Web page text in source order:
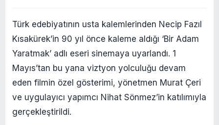
Türk edebiyatının usta kalemlerinden Necip Fazıl
Kısakürek’in 90 yıl önce kaleme aldığı ‘Bir Adam
Yaratmak’ adlı eseri sinemaya uyarlandı. 1
Mayıs’tan bu yana viztyon yolculuğu devam
eden filmin özel gösterimi, yönetmen Murat Çeri
ve uygulayıcı yapımcı Nihat Sönmez’in katılımıyla
gerçekleştirildi.